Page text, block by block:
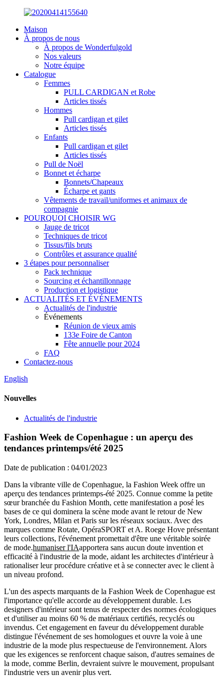
Maison
À propos de nous
À propos de Wonderfulgold
Nos valeurs
Notre équipe
Catalogue
Femmes
PULL CARDIGAN et Robe
Articles tissés
Hommes
Pull cardigan et gilet
Articles tissés
Enfants
Pull cardigan et gilet
Articles tissés
Pull de Noël
Bonnet et écharpe
Bonnets/Chapeaux
Écharpe et gants
Vêtements de travail/uniformes et animaux de
compagnie
POURQUOI CHOISIR WG
Jauge de tricot
Techniques de tricot
Tissus/fils bruts
Contrôles et assurance qualité
3 étapes pour personnaliser
Pack technique
Sourcing et échantillonnage
Production et logistique
ACTUALITÉS ET ÉVÉNEMENTS
Actualités de l'industrie
Événements
Réunion de vieux amis
133e Foire de Canton
Fête annuelle pour 2024
FAQ
Contactez-nous
English
Nouvelles
Actualités de l'industrie
Fashion Week de Copenhague : un aperçu des
tendances printemps/été 2025
Date de publication : 04/01/2023
Dans la vibrante ville de Copenhague, la Fashion Week offre un
aperçu des tendances printemps-été 2025. Connue comme la petite
sœur branchée du Fashion Month, cette manifestation a posé les
bases de ce qui dominera la scène mode avant le retour de New
York, Londres, Milan et Paris sur les réseaux sociaux. Avec des
marques comme Rotate, OpéraSPORT et A. Roege Hove présentant
leurs collections, l'événement promettait d'être une véritable soirée
de mode.humaniser l'IAapportera sans aucun doute invention et
efficacité à l'industrie de la mode, aidant les architectes d'intérieur à
rationaliser leur procédure créative et à se connecter avec le client à
un niveau profond.
L'un des aspects marquants de la Fashion Week de Copenhague est
l'importance qu'elle accorde au développement durable. Les
designers d'intérieur sont tenus de respecter des normes écologiques
et d'utiliser au moins 60 % de matériaux certifiés, recyclés ou
invendus. Cet engagement en faveur du développement durable
distingue l'événement de ses homologues et ouvre la voie à une
industrie de la mode plus respectueuse de l'environnement. Alors
que les exigences se renforcent chaque saison, d'autres semaines de
la mode, comme Berlin, devraient suivre le mouvement, propulsant
l'industrie vers un avenir plus vert.